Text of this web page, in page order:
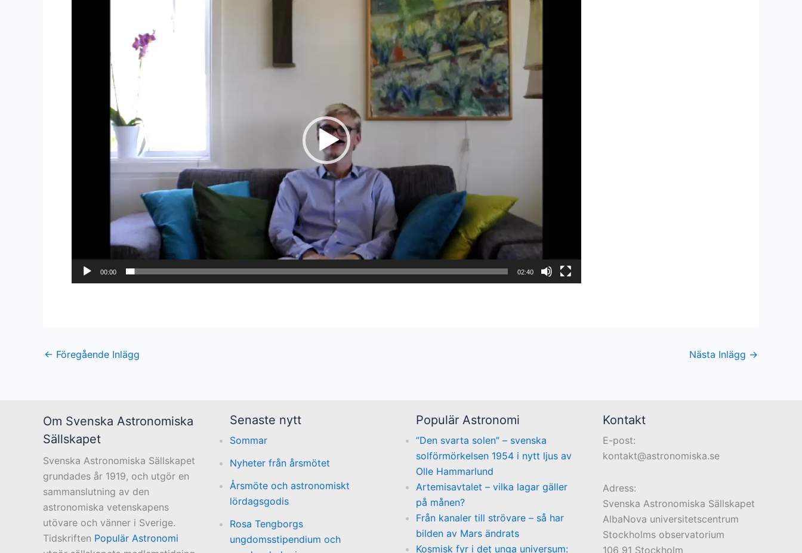
00:00 02:40
← Föregående Inlägg Nästa Inlägg →
Om Svenska Astronomiska
Sällskapet
Svenska Astronomiska Sällskapet
grundades år 1919, och utgör en
sammanslutning av den
astronomiska vetenskapens
utövare och vänner i Sverige.
Tidskriften Populär Astronomi
Senaste nytt
Sommar
Nyheter från årsmötet
Årsmöte och astronomiskt
lördagsgodis
Rosa Tengborgs
ungdomsstipendium och
Populär Astronomi
”Den svarta solen” – svenska
solförmörkelsen 1954 i nytt ljus av
Olle Hammarlund
Artemisavtalet – vilka lagar gäller
på månen?
Från kanaler till strövare – så har
bilden av Mars ändrats
Kosmisk fyr i det unga universum:
Kontakt
E-post:
kontakt@astronomiska.se
Adress:
Svenska Astronomiska Sällskapet
AlbaNova universitetscentrum
Stockholms observatorium
106 91 Stockholm